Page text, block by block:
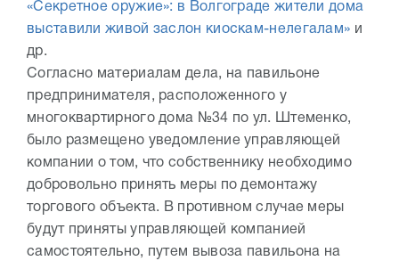
«Секретное оружие»: в Волгограде жители дома
выставили живой заслон киоскам-нелегалам» и
др.
Согласно материалам дела, на павильоне
предпринимателя, расположенного у
многоквартирного дома №34 по ул. Штеменко,
было размещено уведомление управляющей
компании о том, что собственнику необходимо
добровольно принять меры по демонтажу
торгового объекта. В противном случае меры
будут приняты управляющей компанией
самостоятельно, путем вывоза павильона на